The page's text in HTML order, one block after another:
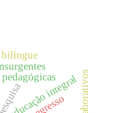
educação integral
bilíngue